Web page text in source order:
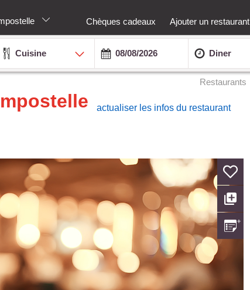
Chèques cadeaux Ajouter un restaurant
Cuisine Diner
Restaurants
actualiser les infos du restaurant